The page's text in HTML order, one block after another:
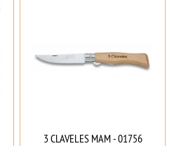
3 CLAVELES MAM - 01756